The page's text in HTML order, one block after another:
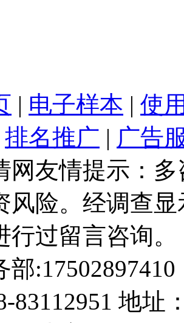
| 电子样本 | 使
排名推广 | 广告
网友情提示：
风险。经调查
行过留言咨询。
部
83112951 地址